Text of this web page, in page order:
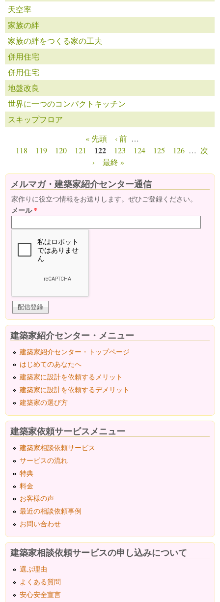
天空率
家族の絆
家族の絆をつくる家の工夫
併用住宅
併用住宅
地盤改良
世界に一つのコンパクトキッチン
スキップフロア
ページ « 先頭 ‹ 前 …
118
119 120 121 122 123 124 125 126 … 次
›
最終 »
メルマガ・建築家紹介センター通信
家作りに役立つ情報をお送りします。ぜひご登録ください。
メール*
建築家紹介センター・メニュー
建築家紹介センター・トップページ
はじめてのあなたへ
建築家に設計を依頼するメリット
建築家に設計を依頼するデメリット
建築家の選び方
建築家依頼サービスメニュー
建築家相談依頼サービス
サービスの流れ
特典
料金
お客様の声
最近の相談依頼事例
お問い合わせ
建築家相談依頼サービスの申し込みについて
選ぶ理由
よくある質問
安心安全宣言